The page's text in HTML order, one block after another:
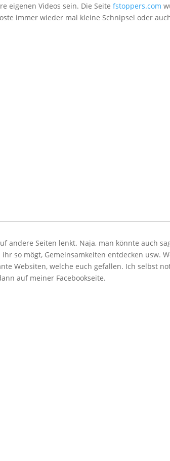
eigenen Videos sein. Die Seite fstoppers.com
immer wieder mal kleine Schnipsel oder
andere Seiten lenkt. Naja, man könnte auch
so mögt, Gemeinsamkeiten entdecken usw.
Websiten, welche euch gefallen. Ich selbst
auf meiner Facebookseite.